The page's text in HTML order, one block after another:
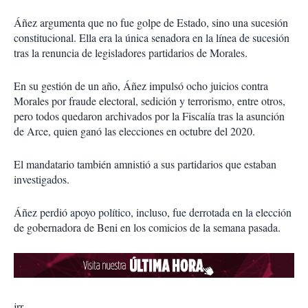
Áñez argumenta que no fue golpe de Estado, sino una sucesión
constitucional. Ella era la única senadora en la línea de sucesión
tras la renuncia de legisladores partidarios de Morales.
En su gestión de un año, Áñez impulsó ocho juicios contra
Morales por fraude electoral, sedición y terrorismo, entre otros,
pero todos quedaron archivados por la Fiscalía tras la asunción
de Arce, quien ganó las elecciones en octubre del 2020.
El mandatario también amnistió a sus partidarios que estaban
investigados.
Áñez perdió apoyo político, incluso, fue derrotada en la elección
de gobernadora de Beni en los comicios de la semana pasada.